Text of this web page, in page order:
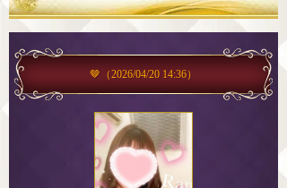
🤎 （2026/04/20 14:36）